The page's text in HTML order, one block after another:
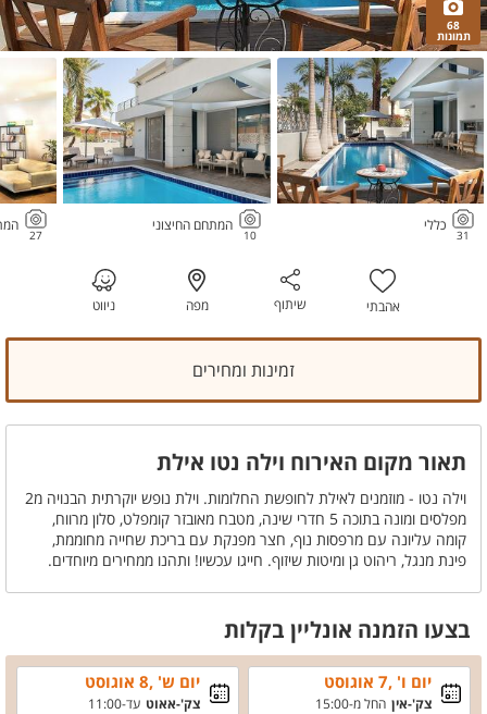
68
תמונות
31
כללי
10
המתחם החיצוני
27
אהבתי שיתוף מפה ניווט
זמינות ומחירים
תאור מקום האירוח וילה נטו אילת
וילה נטו - מוזמנים לאילת לחופשת החלומות. וילת נופש יוקרתית הבנויה מ2
מפלסים ומונה בתוכה 5 חדרי שינה, מטבח מאובזר קומפלט, סלון מרווח,
קומה עליונה עם מרפסות נוף, חצר מפנקת עם בריכת שחייה מחוממת,
פינת מנגל, ריהוט גן ומיטות שיזוף. חייגו עכשיו! ותהנו ממחירים מיוחדים.
בצעו הזמנה אונליין בקלות
יום ו' ,7 אוגוסט
צק'-אין החל מ-15:00
יום ש' ,8 אוגוסט
צק'-אאוט עד-11:00